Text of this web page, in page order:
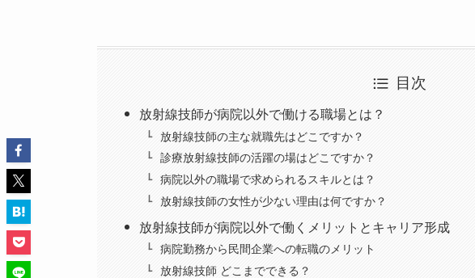
目次
放射線技師が病院以外で働ける職場とは？
放射線技師の主な就職先はどこですか？
診療放射線技師の活躍の場はどこですか？
病院以外の職場で求められるスキルとは？
放射線技師の女性が少ない理由は何ですか？
放射線技師が病院以外で働くメリットとキャリア形成
病院勤務から民間企業への転職のメリット
放射線技師 どこまでできる？